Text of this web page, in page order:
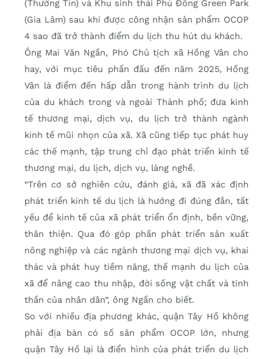
(Thường Tín) và Khu sinh thái Phù Đổng Green Park
(Gia Lâm) sau khi được công nhận sản phẩm OCOP
4 sao đã trở thành điểm du lịch thu hút du khách.
Ông Mai Văn Ngần, Phó Chủ tịch xã Hồng Vân cho
hay, với mục tiêu phấn đấu đến năm 2025, Hồng
Vân là điểm đến hấp dẫn trong hành trình du lịch
của du khách trong và ngoài Thành phố; đưa kinh
tế thương mại, dịch vụ, du lịch trở thành ngành
kinh tế mũi nhọn của xã. Xã cũng tiếp tục phát huy
các thế mạnh, tập trung chỉ đạo phát triển kinh tế
thương mại, du lịch, dịch vụ, làng nghề.
“Trên cơ sở nghiên cứu, đánh giá, xã đã xác định
phát triển kinh tế du lịch là hướng đi đúng đắn, tất
yếu để kinh tế của xã phát triển ổn định, bền vững,
thân thiện. Qua đó góp phần phát triển sản xuất
nông nghiệp và các ngành thương mại dịch vụ, khai
thác và phát huy tiềm năng, thế mạnh du lịch của
xã để nâng cao thu nhập, đời sống vật chất và tinh
thần của nhân dân”, ông Ngần cho biết.
So với nhiều địa phương khác, quận Tây Hồ không
phải địa bàn có số sản phẩm OCOP lớn, nhưng
quận Tây Hồ lại là điển hình của phát triển du lịch